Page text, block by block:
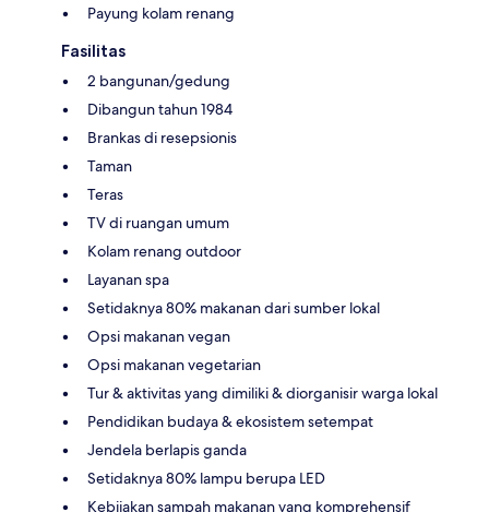
Payung kolam renang
Fasilitas
2 bangunan/gedung
Dibangun tahun 1984
Brankas di resepsionis
Taman
Teras
TV di ruangan umum
Kolam renang outdoor
Layanan spa
Setidaknya 80% makanan dari sumber lokal
Opsi makanan vegan
Opsi makanan vegetarian
Tur & aktivitas yang dimiliki & diorganisir warga lokal
Pendidikan budaya & ekosistem setempat
Jendela berlapis ganda
Setidaknya 80% lampu berupa LED
Kebijakan sampah makanan yang komprehensif